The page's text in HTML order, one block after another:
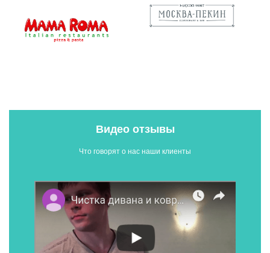
Видео отзывы
Что говорят о нас наши клиенты